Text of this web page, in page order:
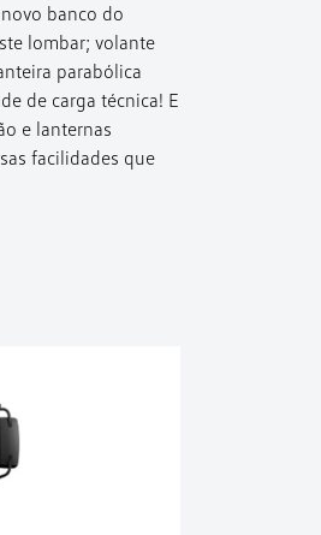
banco do
lombar; volante
parabólica
de carga técnica! E
e lanternas
facilidades que